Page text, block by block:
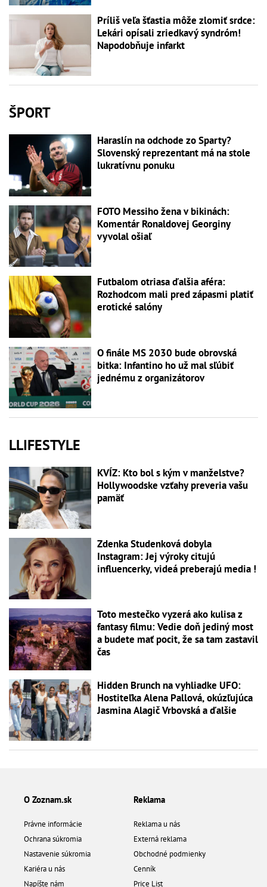
Príliš veľa šťastia môže zlomiť srdce:
Lekári opísali zriedkavý syndróm!
Napodobňuje infarkt
ŠPORT
Haraslín na odchode zo Sparty?
Slovenský reprezentant má na stole
lukratívnu ponuku
FOTO Messiho žena v bikinách:
Komentár Ronaldovej Georginy
vyvolal ošiaľ
Futbalom otriasa ďalšia aféra:
Rozhodcom mali pred zápasmi platiť
erotické salóny
O finále MS 2030 bude obrovská
bitka: Infantino ho už mal sľúbiť
jednému z organizátorov
LLIFESTYLE
KVÍZ: Kto bol s kým v manželstve?
Hollywoodske vzťahy preveria vašu
pamäť
Zdenka Studenková dobyla
Instagram: Jej výroky citujú
influencerky, videá preberajú media !
Toto mestečko vyzerá ako kulisa z
fantasy filmu: Vedie doň jediný most
a budete mať pocit, že sa tam zastavil
čas
Hidden Brunch na vyhliadke UFO:
Hostiteľka Alena Pallová, okúzľujúca
Jasmina Alagič Vrbovská a ďalšie
O Zoznam.sk
Právne informácie
Ochrana súkromia
Nastavenie súkromia
Kariéra u nás
Napíšte nám
Reklama
Reklama u nás
Externá reklama
Obchodné podmienky
Cenník
Price List